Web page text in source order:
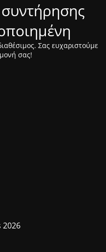
Σας ευχαριστούμε
σας!
2026